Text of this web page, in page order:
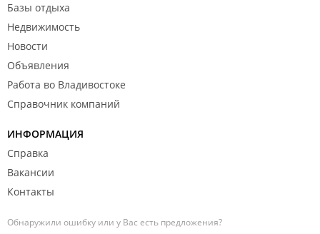
Базы отдыха
Недвижимость
Новости
Объявления
Работа во Владивостоке
Справочник компаний
ИНФОРМАЦИЯ
Справка
Вакансии
Контакты
Обнаружили ошибку или у Вас есть предложения?